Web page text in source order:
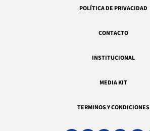
POLÍTICA DE PRIVACIDAD
CONTACTO
INSTITUCIONAL
MEDIA KIT
TERMINOS Y CONDICIONES